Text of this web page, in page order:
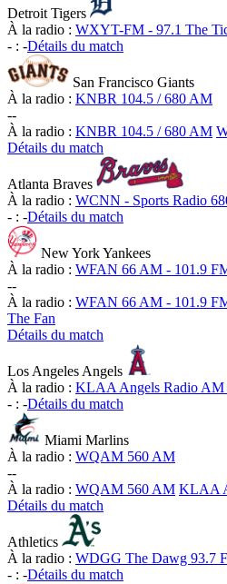
Detroit Tigers
À la radio : WXYT-FM - 97.1 The
- : -Détails du match
San Francisco Giants
À la radio : KNBR 104.5 / 680 AM
--
À la radio : KNBR 104.5 / 680 AM
Détails du match
Atlanta Braves
À la radio : WCNN - Sports Radio
- : -Détails du match
New York Yankees
À la radio : WFAN 66 AM - 101.9
--
À la radio : WFAN 66 AM - 101.9
The Fan
Détails du match
Los Angeles Angels
À la radio : KLAA Angels Radio AM
- : -Détails du match
Miami Marlins
À la radio : WQAM 560 AM
--
À la radio : WQAM 560 AM KLAA
Détails du match
Athletics
À la radio : WDGG The Dawg 93.7
- : -Détails du match